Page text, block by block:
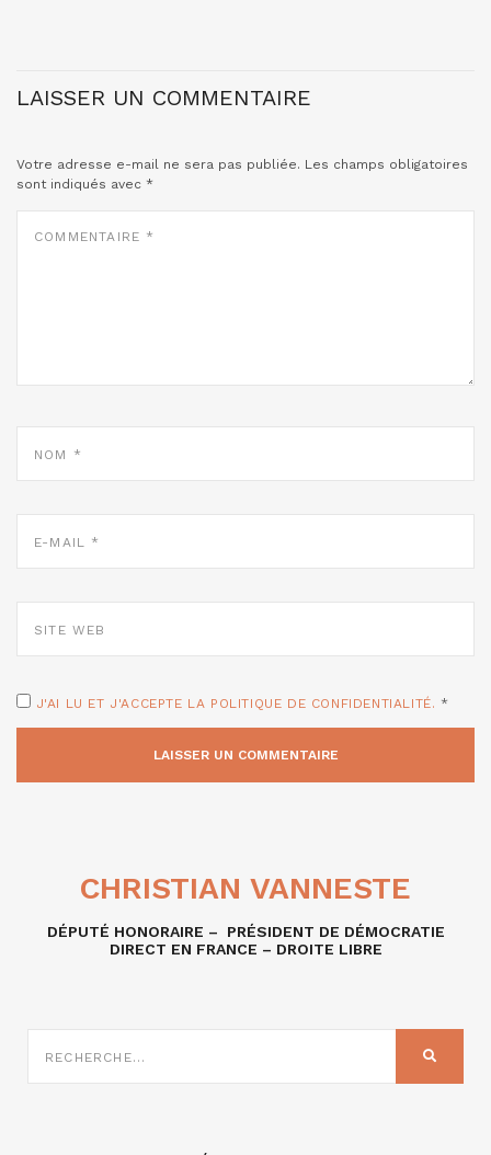
LAISSER UN COMMENTAIRE
Votre adresse e-mail ne sera pas publiée. Les champs obligatoires
sont indiqués avec *
MAIL
WEB
J'AI LU ET J'ACCEPTE LA POLITIQUE DE CONFIDENTIALITÉ. *
CHRISTIAN VANNESTE
DÉPUTÉ HONORAIRE – PRÉSIDENT DE DÉMOCRATIE
DIRECT EN FRANCE – DROITE LIBRE
SUR